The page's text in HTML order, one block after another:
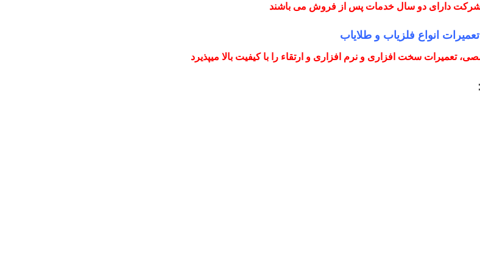
دارای دو سال خدمات پس از فروش می باشند
تعمیرات انواع فلزیاب و طلایاب
تعمیرات سخت افزاری و نرم افزاری و ارتقاء را با کیفیت بالا میپذیرد